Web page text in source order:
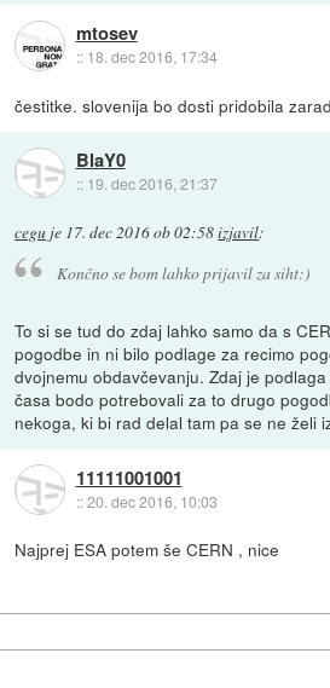
mtosev
:: 18. dec 2016, 17:34
čestitke. slovenija bo dosti pridobila
BlaY0
:: 19. dec 2016, 21:37
cegu je 17. dec 2016 ob 02:58izjavil:
Končno se bom lahko prijavil za siht:)
To si se tud do zdaj lahko samo da s
pogodbe in ni bilo podlage za recimo
dvojnemu obdavčevanju. Zdaj je
časa bodo potrebovali za to drugo
nekoga, ki bi rad delal tam pa se ne želi
11111001001
::20. dec 2016, 10:03
Najprej ESA potem še CERN , nice